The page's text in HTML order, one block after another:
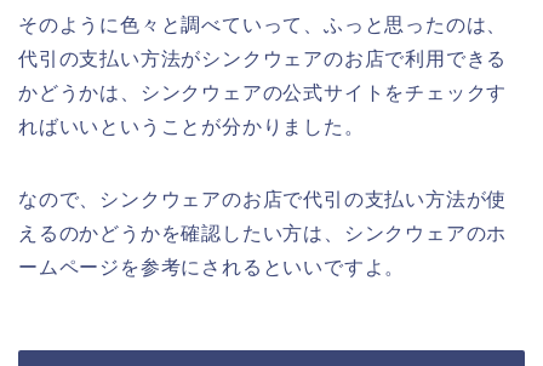
そのように色々と調べていって、ふっと思ったのは、
代引の支払い方法がシンクウェアのお店で利用できる
かどうかは、シンクウェアの公式サイトをチェックす
ればいいということが分かりました。
なので、シンクウェアのお店で代引の支払い方法が使
えるのかどうかを確認したい方は、シンクウェアのホ
ームページを参考にされるといいですよ。